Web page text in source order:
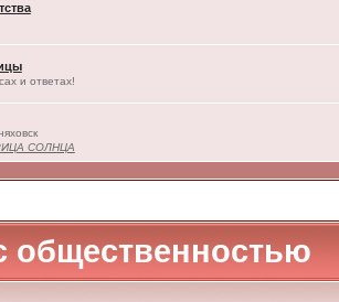
и ответах!
СОЛНЦА
общественностью